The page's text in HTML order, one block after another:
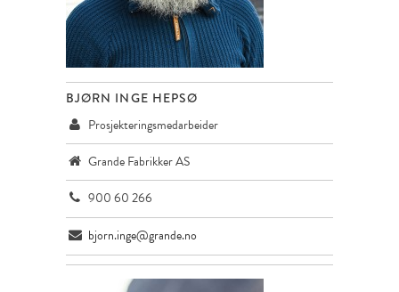
BJØRN INGE HEPSØ
Prosjekteringsmedarbeider
Grande Fabrikker AS
900 60 266
bjorn.inge@grande.no